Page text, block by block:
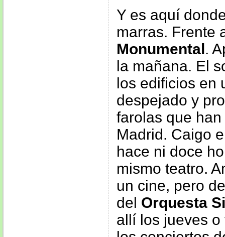
Y es aquí
marras. Frente
Monumental.
la mañana. El
los edificios en
despejado y
farolas que
Madrid. Caigo
hace ni doce
mismo teatro.
un cine, pero
del Orquesta
allí los jueves